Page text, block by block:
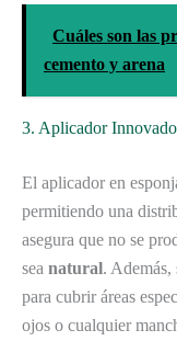
Cuáles son las
cemento y arena
3. Aplicador
El aplicador en
permitiendo una
asegura que no se
sea natural. Además,
para cubrir áreas
ojos o cualquier